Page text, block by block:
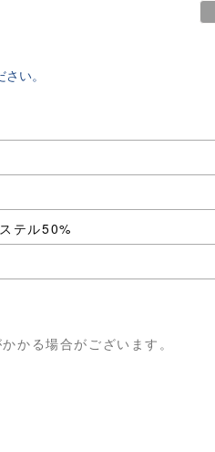
い。
テル50%
かる場合がございます。